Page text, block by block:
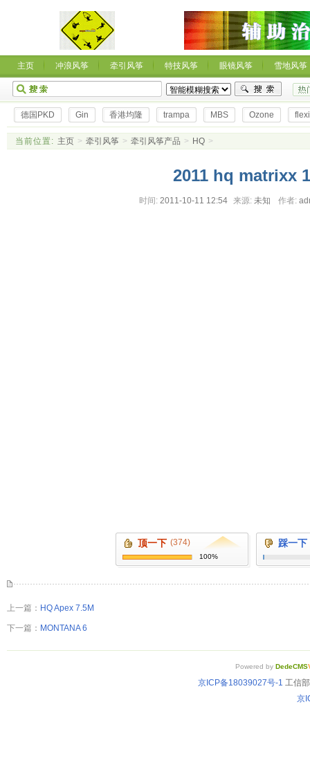
主页 冲浪风筝 牵引风筝 特技风筝 眼镜风筝 雪地风筝
德国PKD Gin 香港均隆 trampa MBS Ozone
当前位置: 主页 > 牵引风筝 > 牵引风筝产品 > HQ >
2011 hq matrixx
时间: 2011-10-11 12:54 来源: 未知 作者:
顶一下 (374)
100%
踩一下
上一篇： HQ Apex 7.5M
下一篇： MONTANA 6
Powered by DedeCMS
京ICP备18039027号-1 工信
京